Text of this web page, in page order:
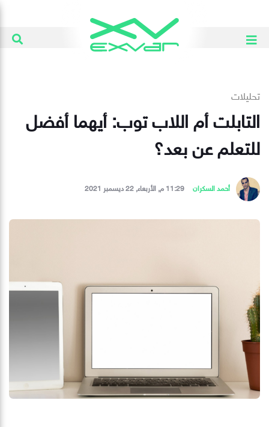
تحليلات
التابلت أم اللاب توب: أيهما أفضل
للتعلم عن بعد؟
أحمد السكران 11:29 م, الأربعاء, 22 ديسمبر 2021